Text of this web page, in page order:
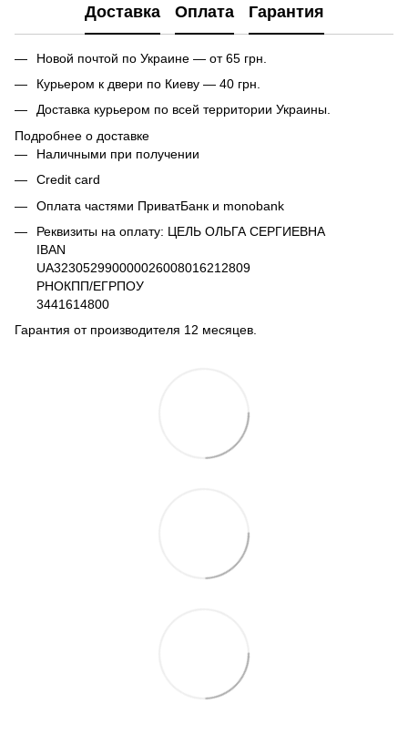
Доставка Оплата Гарантия
Новой почтой по Украине — от 65 грн.
Курьером к двери по Киеву — 40 грн.
Доставка курьером по всей территории Украины.
Подробнее о доставке
Наличными при получении
Credit card
Оплата частями ПриватБанк и monobank
Реквизиты на оплату: ЦЕЛЬ ОЛЬГА СЕРГИЕВНА
IBAN
UA323052990000026008016212809
РНОКПП/ЕГРПОУ
3441614800
Гарантия от производителя 12 месяцев.